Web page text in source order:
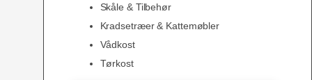
Skåle & Tilbehør
Kradsetræer & Kattemøbler
Vådkost
Tørkost